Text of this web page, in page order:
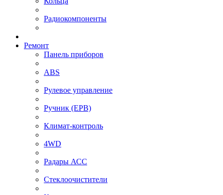
Радиокомпоненты
Ремонт
Панель приборов
ABS
Рулевое управление
⁠Ручник (EPB)
Климат-контроль
4WD
Радары АСС
Стеклоочистители